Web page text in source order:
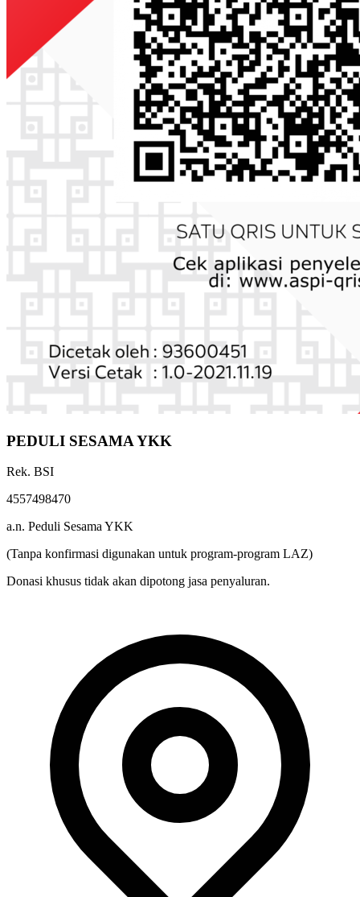
PEDULI SESAMA YKK
Rek. BSI
4557498470
a.n. Peduli Sesama YKK
(Tanpa konfirmasi digunakan untuk program-program LAZ)
Donasi khusus tidak akan dipotong jasa penyaluran.